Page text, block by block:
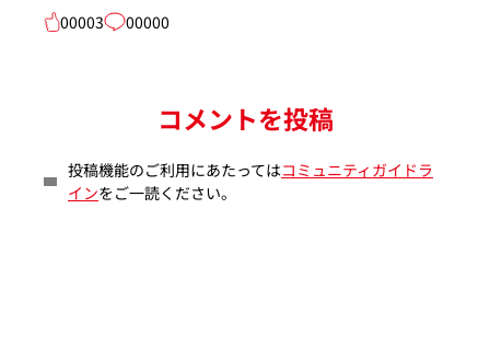
00003
00000
コメントを投稿
投稿機能のご利用にあたってはコミュニティガイドラ
インをご一読ください。